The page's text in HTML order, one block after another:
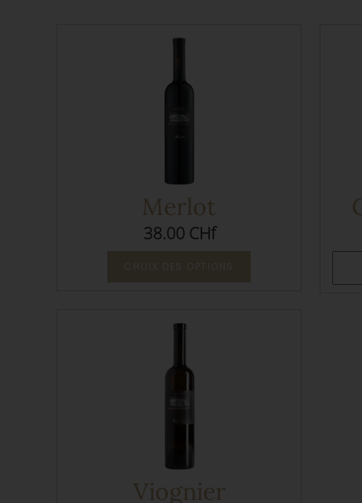
Merlot
38.00 CHf
Viognier